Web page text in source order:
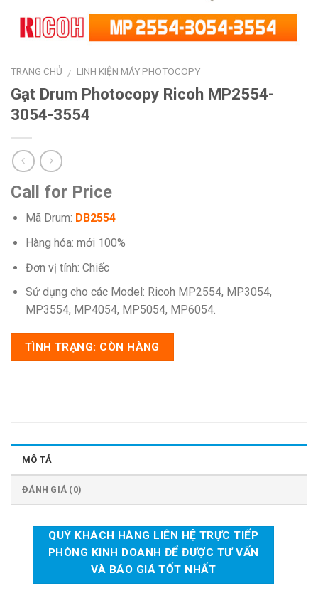
TRANG CHỦ / LINH KIỆN MÁY PHOTOCOPY
Gạt Drum Photocopy Ricoh MP2554-
3054-3554
Call for Price
Mã Drum: DB2554
Hàng hóa: mới 100%
Đơn vị tính: Chiếc
Sử dụng cho các Model: Ricoh MP2554, MP3054,
MP3554, MP4054, MP5054, MP6054.
TÌNH TRẠNG: CÒN HÀNG
MÔ TẢ
ĐÁNH GIÁ (0)
QUÝ KHÁCH HÀNG LIÊN HỆ TRỰC TIẾP
PHÒNG KINH DOANH ĐỂ ĐƯỢC TƯ VẤN
VÀ BÁO GIÁ TỐT NHẤT